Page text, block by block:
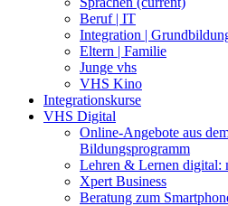
Beruf | IT
Integration |
Eltern | Familie
Junge vhs
VHS Kino
Integrationskurse
VHS Digital
Online-Angebote aus
Bildungsprogramm
Lehren & Lernen digital:
Xpert Business
Beratung zum